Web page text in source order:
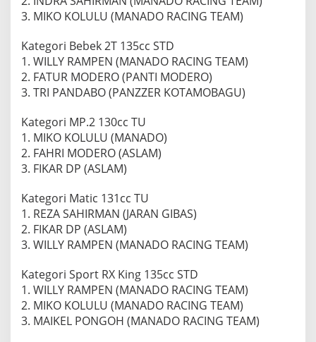
3. MIKO KOLULU (MANADO RACING TEAM)
Kategori Bebek 2T 135cc STD
1. WILLY RAMPEN (MANADO RACING TEAM)
2. FATUR MODERO (PANTI MODERO)
3. TRI PANDABO (PANZZER KOTAMOBAGU)
Kategori MP.2 130cc TU
1. MIKO KOLULU (MANADO)
2. FAHRI MODERO (ASLAM)
3. FIKAR DP (ASLAM)
Kategori Matic 131cc TU
1. REZA SAHIRMAN (JARAN GIBAS)
2. FIKAR DP (ASLAM)
3. WILLY RAMPEN (MANADO RACING TEAM)
Kategori Sport RX King 135cc STD
1. WILLY RAMPEN (MANADO RACING TEAM)
2. MIKO KOLULU (MANADO RACING TEAM)
3. MAIKEL PONGOH (MANADO RACING TEAM)